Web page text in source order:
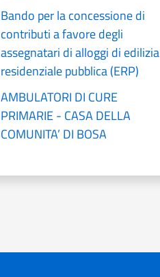
Bando per la concessione di
contributi a favore degli
assegnatari di alloggi di edilizia
residenziale pubblica (ERP)
AMBULATORI DI CURE
PRIMARIE - CASA DELLA
COMUNITA’ DI BOSA